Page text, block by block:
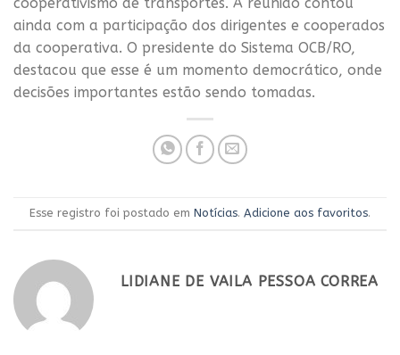
ainda com a participação dos dirigentes e cooperados
da cooperativa. O presidente do Sistema OCB/RO,
destacou que esse é um momento democrático, onde
decisões importantes estão sendo tomadas.
Esse registro foi postado em Notícias. Adicione aos favoritos.
LIDIANE DE VAILA PESSOA CORREA